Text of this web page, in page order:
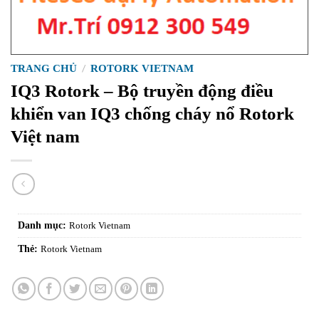
TRANG CHỦ / ROTORK VIETNAM
IQ3 Rotork – Bộ truyền động điều
khiển van IQ3 chống cháy nổ Rotork
Việt nam
Danh mục: Rotork Vietnam
Thẻ: Rotork Vietnam